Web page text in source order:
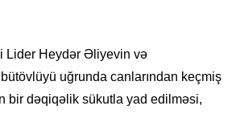
Lider Heydər Əliyevin və
uğrunda canlarından keçmiş
bir dəqiqəlik sükutla yad edilməsi,